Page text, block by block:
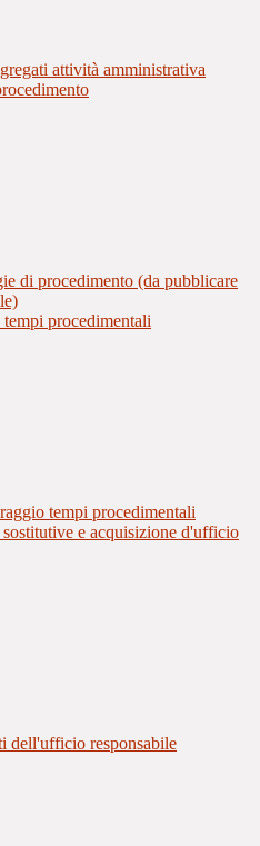
attività amministrativa
di procedimento (da pubblicare
procedimentali
tempi procedimentali
e acquisizione d'ufficio
dell'ufficio responsabile